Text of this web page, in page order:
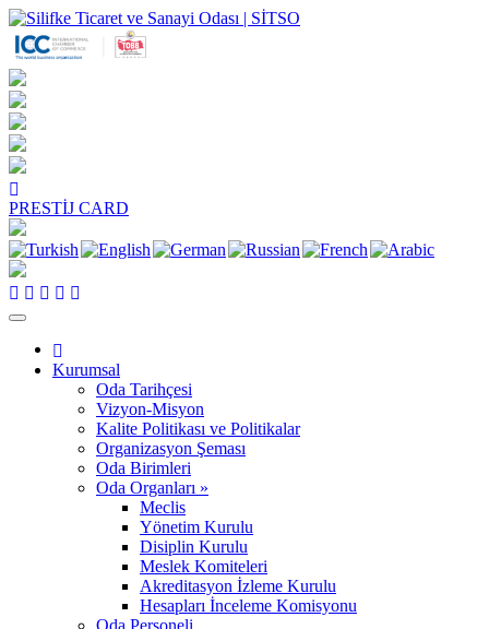
PRESTİJ CARD
Kurumsal
Oda Tarihçesi
Vizyon-Misyon
Kalite Politikası ve Politikalar
Organizasyon Şeması
Oda Birimleri
Oda Organları »
Meclis
Yönetim Kurulu
Disiplin Kurulu
Meslek Komiteleri
Akreditasyon İzleme Kurulu
Hesapları İnceleme Komisyonu
Oda Personeli